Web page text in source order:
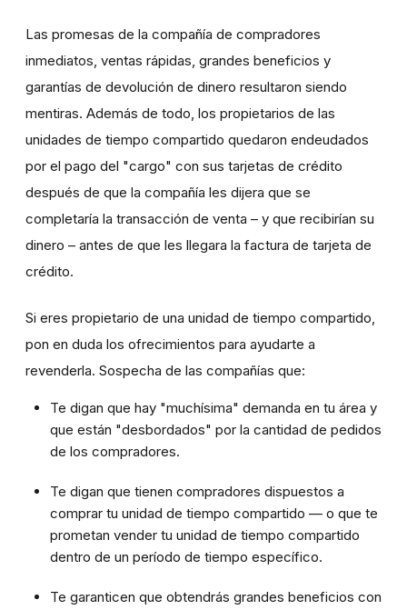
Las promesas de la compañía de compradores
inmediatos, ventas rápidas, grandes beneficios y
garantías de devolución de dinero resultaron siendo
mentiras. Además de todo, los propietarios de las
unidades de tiempo compartido quedaron endeudados
por el pago del "cargo" con sus tarjetas de crédito
después de que la compañía les dijera que se
completaría la transacción de venta – y que recibirían su
dinero – antes de que les llegara la factura de tarjeta de
crédito.
Si eres propietario de una unidad de tiempo compartido,
pon en duda los ofrecimientos para ayudarte a
revenderla. Sospecha de las compañías que:
Te digan que hay "muchísima" demanda en tu área y
que están "desbordados" por la cantidad de pedidos
de los compradores.
Te digan que tienen compradores dispuestos a
comprar tu unidad de tiempo compartido — o que te
prometan vender tu unidad de tiempo compartido
dentro de un período de tiempo específico.
Te garanticen que obtendrás grandes beneficios con